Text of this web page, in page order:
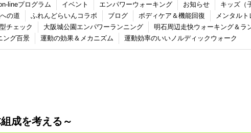
lineプログラム イベント エンパワーウォーキング お知らせ
キッズ（
の道
ふれんどらいんコラボ ブログ ボディケア＆機能回復
メンタル
チェック 大阪城公園エンパワーランニング
明石周辺走快ウォーキング＆ラ
ング百景
運動の効果＆メカニズム 運動効率のいいノルディックウォーク
成を考える～